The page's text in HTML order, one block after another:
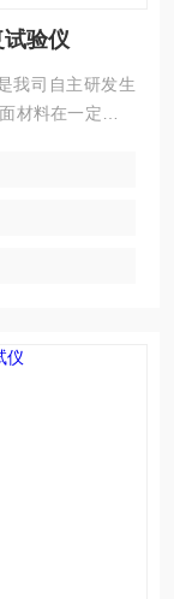
验仪
我司自主研发生
材料在一定条件